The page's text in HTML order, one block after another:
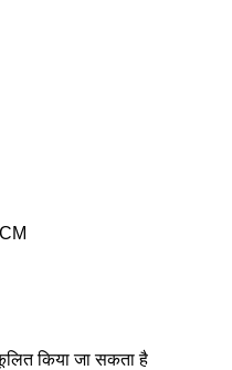
किया जा सकता है